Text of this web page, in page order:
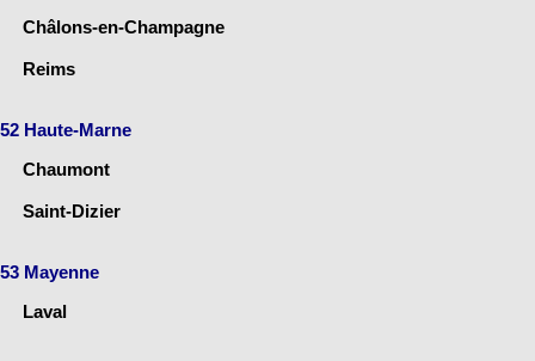
Châlons-en-Champagne
Reims
52 Haute-Marne
Chaumont
Saint-Dizier
53 Mayenne
Laval